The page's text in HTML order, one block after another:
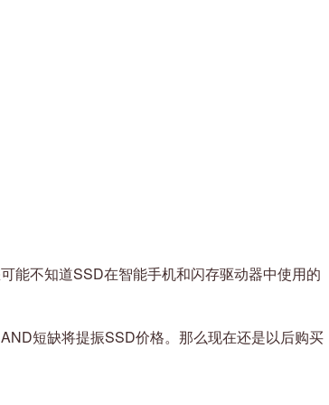
能不知道SSD在智能手机和闪存驱动器中使用的
短缺将提振SSD价格。那么现在还是以后购买